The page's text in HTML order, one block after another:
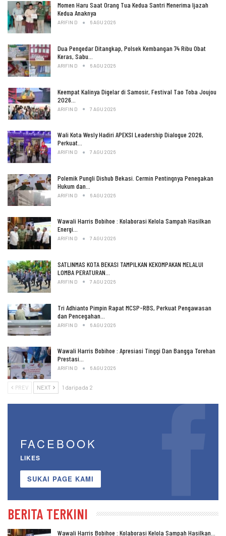
Momen Haru Saat Orang Tua Kedua Santri Menerima Ijazah
Kedua Anaknya
ARIFIN D 6 AGU 2026
Dua Pengedar Ditangkap, Polsek Kembangan 74 Ribu Obat
Keras, Sabu…
ARIFIN D 6 AGU 2026
Keempat Kalinya Digelar di Samosir, Festival Tao Toba Joujou
2026…
ARIFIN D 7 AGU 2026
Wali Kota Wesly Hadiri APEKSI Leadership Dialogue 2026,
Perkuat…
ARIFIN D 7 AGU 2026
Polemik Pungli Dishub Bekasi. Cermin Pentingnya Penegakan
Hukum dan…
ARIFIN D 6 AGU 2026
Wawali Harris Bobihoe : Kolaborasi Kelola Sampah Hasilkan
Energi…
ARIFIN D 7 AGU 2026
SATLINMAS KOTA BEKASI TAMPILKAN KEKOMPAKAN MELALUI
LOMBA PERATURAN…
ARIFIN D 7 AGU 2026
Tri Adhianto Pimpin Rapat MCSP-RBS, Perkuat Pengawasan
dan Pencegahan…
ARIFIN D 6 AGU 2026
Wawali Harris Bobihoe : Apresiasi Tinggi Dan Bangga Torehan
Prestasi…
ARIFIN D 6 AGU 2026
PREV NEXT 1 daripada 2
FACEBOOK
LIKES
SUKAI PAGE KAMI
BERITA TERKINI
Wawali Harris Bobihoe : Kolaborasi Kelola Sampah Hasilkan…